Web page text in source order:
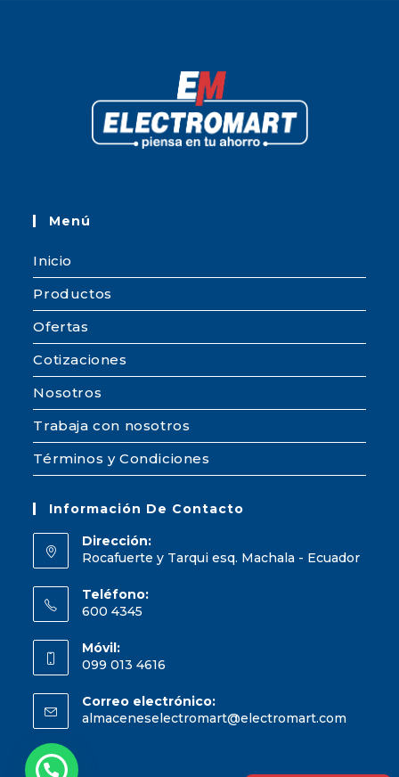
Menú
Inicio
Productos
Ofertas
Cotizaciones
Nosotros
Trabaja con nosotros
Términos y Condiciones
Información De Contacto
Dirección:
Rocafuerte y Tarqui esq. Machala - Ecuador
Teléfono:
600 4345
Móvil:
099 013 4616
Correo electrónico:
almaceneselectromart@electromart.com